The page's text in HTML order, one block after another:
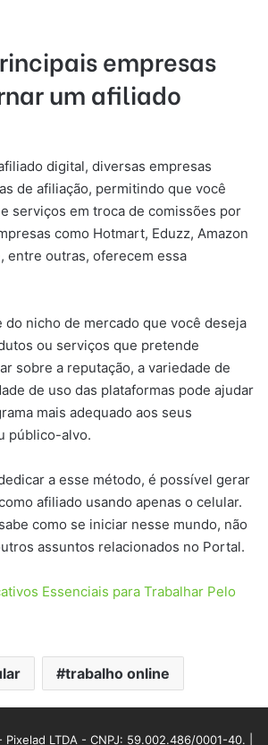
empresas
um afiliado
digital, diversas empresas
de afiliação, permitindo que você
serviços em troca de comissões por
como Hotmart, Eduzz, Amazon
entre outras, oferecem essa
do nicho de mercado que você deseja
ou serviços que pretende
sobre a reputação, a variedade de
de uso das plataformas pode ajudar
mais adequado aos seus
público-alvo.
a esse método, é possível gerar
afiliado usando apenas o celular.
como se iniciar nesse mundo, não
assuntos relacionados no Portal.
Essenciais para Trabalhar Pelo
trabalho online
LTDA - CNPJ: 59.002.486/0001-40. |